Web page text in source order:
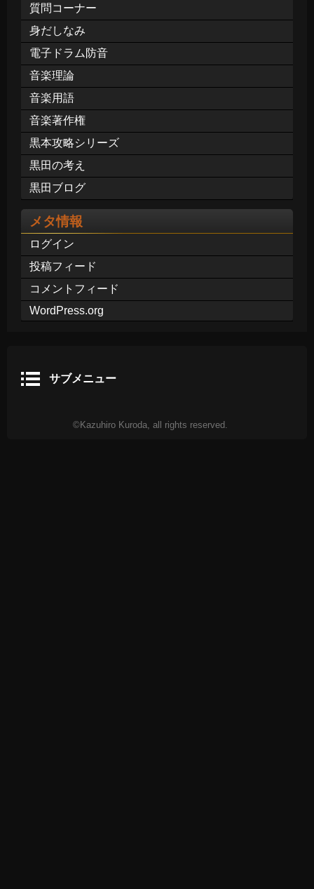
質問コーナー
身だしなみ
電子ドラム防音
音楽理論
音楽用語
音楽著作権
黒本攻略シリーズ
黒田の考え
黒田ブログ
メタ情報
ログイン
投稿フィード
コメントフィード
WordPress.org
サブメニュー
©Kazuhiro Kuroda, all rights reserved.